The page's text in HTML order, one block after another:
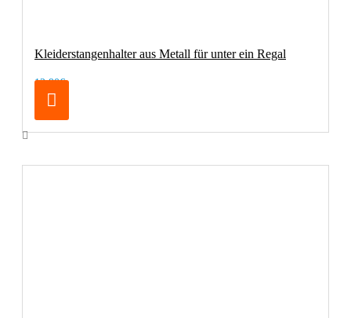
Kleiderstangenhalter aus Metall für unter ein Regal
12,90€